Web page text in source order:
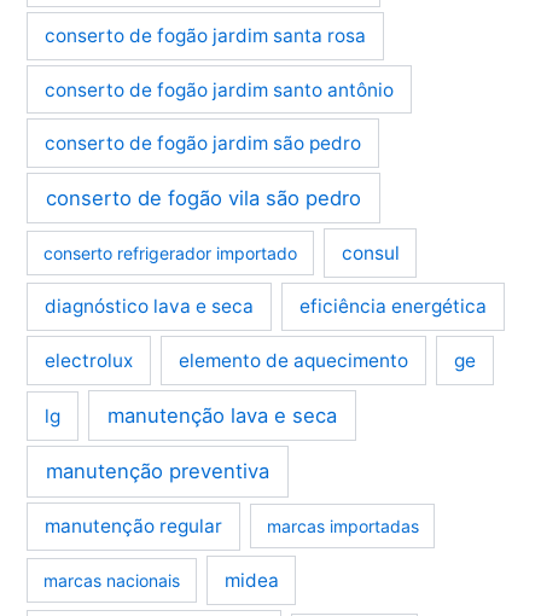
conserto de fogão jardim santa rosa
conserto de fogão jardim santo antônio
conserto de fogão jardim são pedro
conserto de fogão vila são pedro
conserto refrigerador importado consul
diagnóstico lava e seca eficiência energética
electrolux elemento de aquecimento ge
lg manutenção lava e seca
manutenção preventiva
manutenção regular marcas importadas
marcas nacionais midea